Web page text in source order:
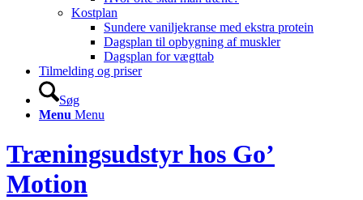
Kostplan
Sundere vaniljekranse med ekstra protein
Dagsplan til opbygning af muskler
Dagsplan for vægttab
Tilmelding og priser
Søg
Menu Menu
Træningsudstyr hos Go’
Motion